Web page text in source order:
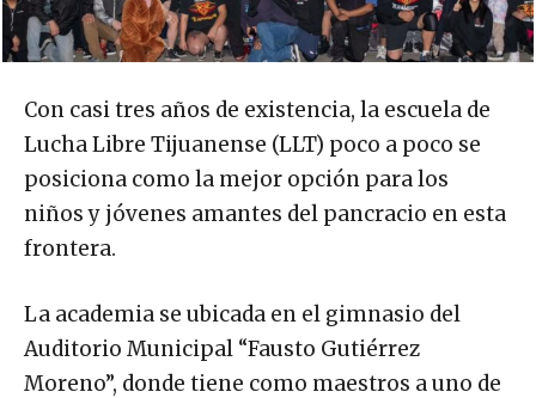
Con casi tres años de existencia, la escuela de
Lucha Libre Tijuanense (LLT) poco a poco se
posiciona como la mejor opción para los
niños y jóvenes amantes del pancracio en esta
frontera.
La academia se ubicada en el gimnasio del
Auditorio Municipal “Fausto Gutiérrez
Moreno”, donde tiene como maestros a uno de